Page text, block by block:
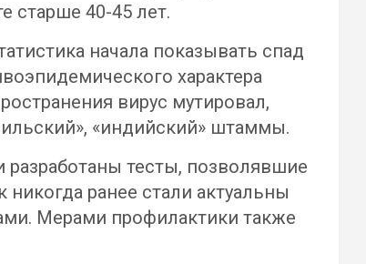
старше 40-45 лет.
начала показывать спад
характера
вирус мутировал,
«индийский» штаммы.
тесты, позволявшие
ранее стали актуальны
Мерами профилактики также